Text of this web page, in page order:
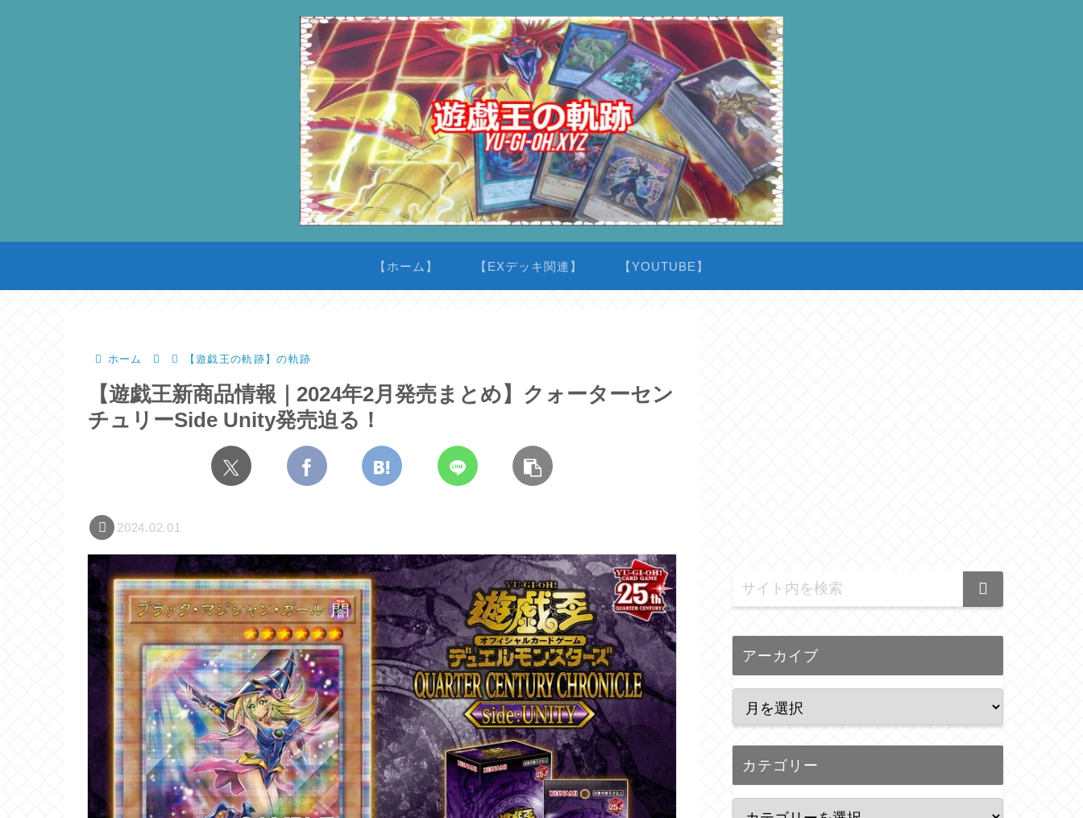
【ホーム】 【EXデッキ関連】 【YOUTUBE】
ホーム 【遊戯王の軌跡】の軌跡
【遊戯王新商品情報｜2024年2月発売まとめ】クォーターセン
チュリーSide Unity発売迫る！
2024.02.01
アーカイブ
カテゴリー